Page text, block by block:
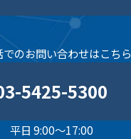
でのお問い合わせはこちら
5425-5300
平日 9:00～17:00